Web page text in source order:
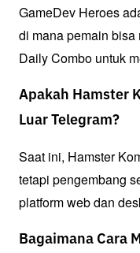
GameDev Heroes
di mana pemain
Daily Combo untuk
Apakah Hamster
Luar Telegram?
Saat ini, Hamster
tetapi pengembang
platform web dan
Bagaimana Cara